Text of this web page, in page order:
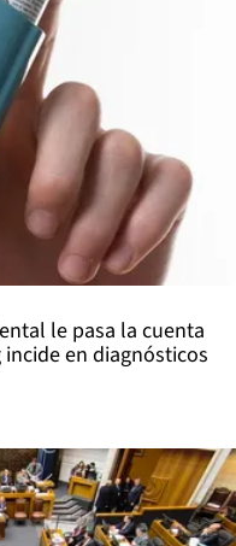
le pasa la cuenta
en diagnósticos